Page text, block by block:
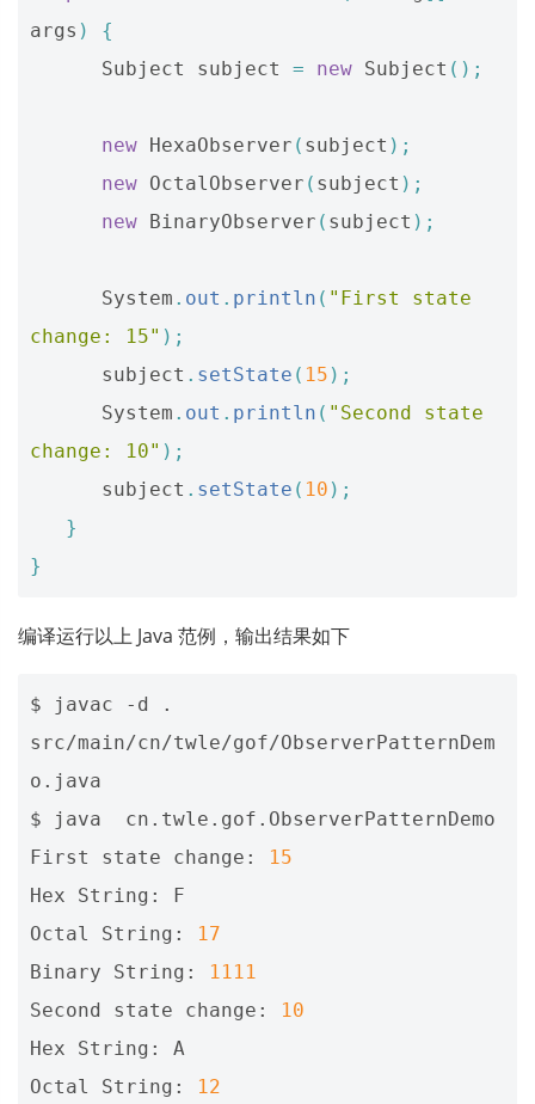
args )
{
Subject
subject = new Subject ();
new HexaObserver ( subject );
new OctalObserver ( subject );
new BinaryObserver ( subject );
System . out . println ( "First state
change: 15" );
subject . setState ( 15 );
System . out . println ( "Second state
change: 10" );
subject . setState ( 10 );
}
}
编译运行以上 Java 范例，输出结果如下
$ javac -d .
src/main/cn/twle/gof/ObserverPatternDem
o.java
$ java  cn.twle.gof.ObserverPatternDemo
First state change:
15
Hex String: F
Octal String:
17
Binary String:
1111
Second state change:
10
Hex String: A
Octal String:
12